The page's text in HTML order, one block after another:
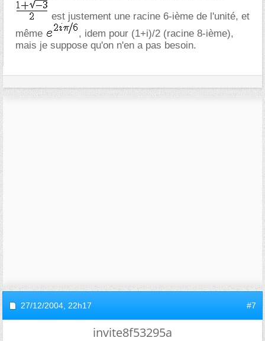
est justement une racine 6-ième de l'unité, et
même
, idem pour (1+i)/2 (racine 8-ième),
mais je suppose qu'on n'en a pas besoin.
27/12/2004, 22h17 #7
invite8f53295a